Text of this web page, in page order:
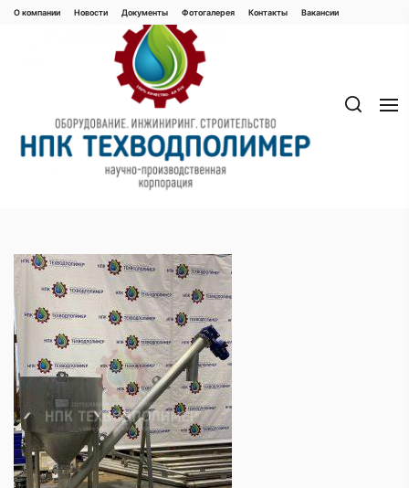
Перейти
О компании Новости Документы Фотогалерея Контaкты Вакaнсии